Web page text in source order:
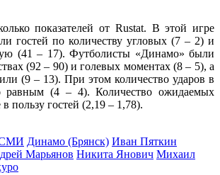
показателей от Rustat. В этой игре
гостей по количеству угловых (7 – 2) и
(41 – 17). Футболисты «Динамо» были
(92 – 90) и голевых моментах (8 – 5), а
(9 – 13). При этом количество ударов в
равным (4 – 4). Количество ожидаемых
пользу гостей (2,19 – 1,78).
Динамо (Брянск) Иван Пяткин
Марьянов Никита Янович Михаил